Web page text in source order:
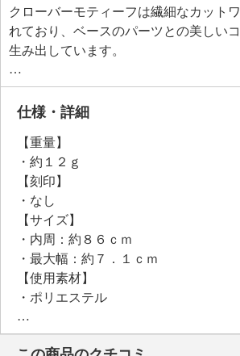
クローバーモティーフは繊細なカット
れており、ベースのパーツとの美しい
生み出しています。
留め具のないスライド仕様のレザー調コ
ており、装いに合わせて長さの調節が
コーディネイトに一つ加えるだけで印
仕様・詳細
【重量】
・約１２ｇ
【刻印】
・なし
【サイズ】
・内周：約８６ｃｍ
・最大幅：約７．１ｃｍ
【使用素材】
・ポリエステル
【同梱物（取扱説明書・保管上の注意
・ブランドカード